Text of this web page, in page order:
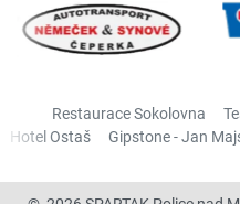
Restaurace Sokolovna
Hotel Ostaš
Gipstone - Jan